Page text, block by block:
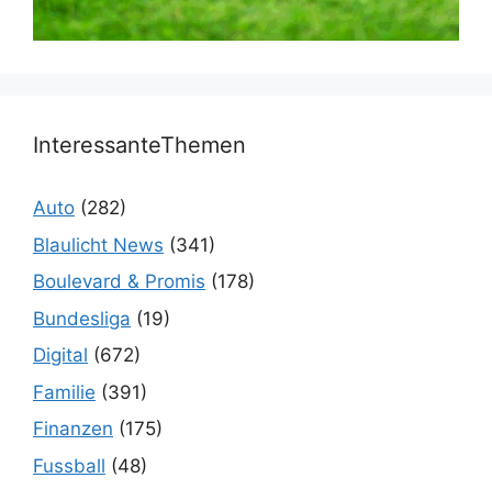
InteressanteThemen
Auto (282)
Blaulicht News (341)
Boulevard & Promis (178)
Bundesliga (19)
Digital (672)
Familie (391)
Finanzen (175)
Fussball (48)